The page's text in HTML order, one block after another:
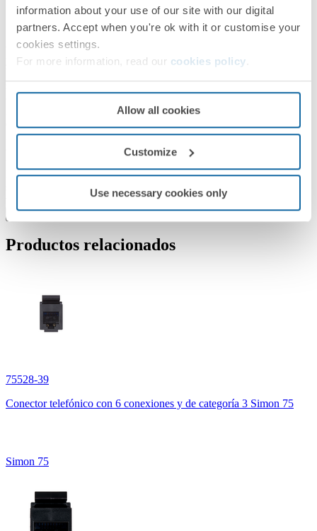
information about your use of our site with our digital
partners. Accept when you're ok with it or customise your
cookies settings.
For more information, read our cookies policy
Allow all cookies
Customize
Use necessary cookies only
Información de producto
Correspondiente a la serie Simon 82 encontramos esta placa de voz
y datos plana con guardapolvo para 2 conectores RJ45 en color
seleccionar un marco del mismo color que el zócalo de la placa
escogida. Se trata de una placa plana apta para superficie y empotrar.
Está fabricada en termoplástico, un material que resiste temperaturas
extremas (entre -25 y 50º), aunque es preferible que la placa se
instale en un ambiente con entre 5 y 40º para una óptima
conservación. Respecto a su mantenimiento, es aconsejable utilizar
un paño suave humedecido ligeramente en agua jabonosa y evitar
los paños y/o limpiadores abrasivos que contengan cloro. Estas
sencillas instrucciones permitirán que la pieza goce de una larga
vida. El producto tiene unas dimensiones de 55x55 mm.
Leer más
Productos relacionados
75528-39
Conector telefónico con 6 conexiones y de categoría 3 Simon 75
Simon 75